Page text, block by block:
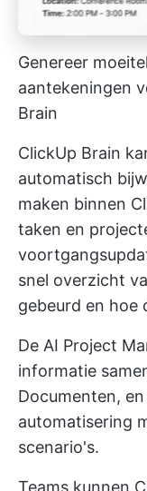
Genereer
aantekeningen
Brain
ClickUp Brain
automatisch
maken binnen
taken en
snel overzicht
gebeurd en hoe
De AI Project
informatie
Documenten,
automatisering
scenario's.
Teams kunnen